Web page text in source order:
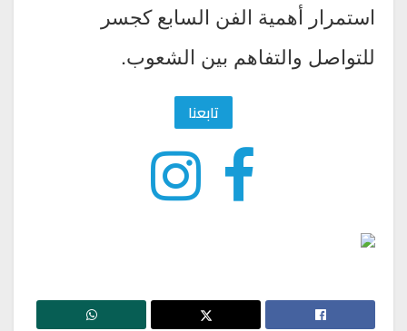
استمرار أهمية الفن السابع كجسر
للتواصل والتفاهم بين الشعوب.
تابعنا